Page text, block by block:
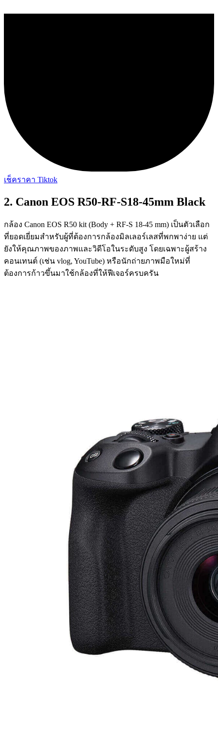
เช็คราคา Tiktok
2. Canon EOS R50-RF-S18-45mm Black
กล้อง Canon EOS R50 kit (Body + RF-S 18-45 mm) เป็นตัวเลือก
ที่ยอดเยี่ยมสำหรับผู้ที่ต้องการกล้องมิลเลอร์เลสที่พกพาง่าย แต่
ยังให้คุณภาพของภาพและวิดีโอในระดับสูง โดยเฉพาะผู้สร้าง
คอนเทนต์ (เช่น vlog, YouTube) หรือนักถ่ายภาพมือใหม่ที่
ต้องการก้าวขึ้นมาใช้กล้องที่ให้ฟีเจอร์ครบครัน